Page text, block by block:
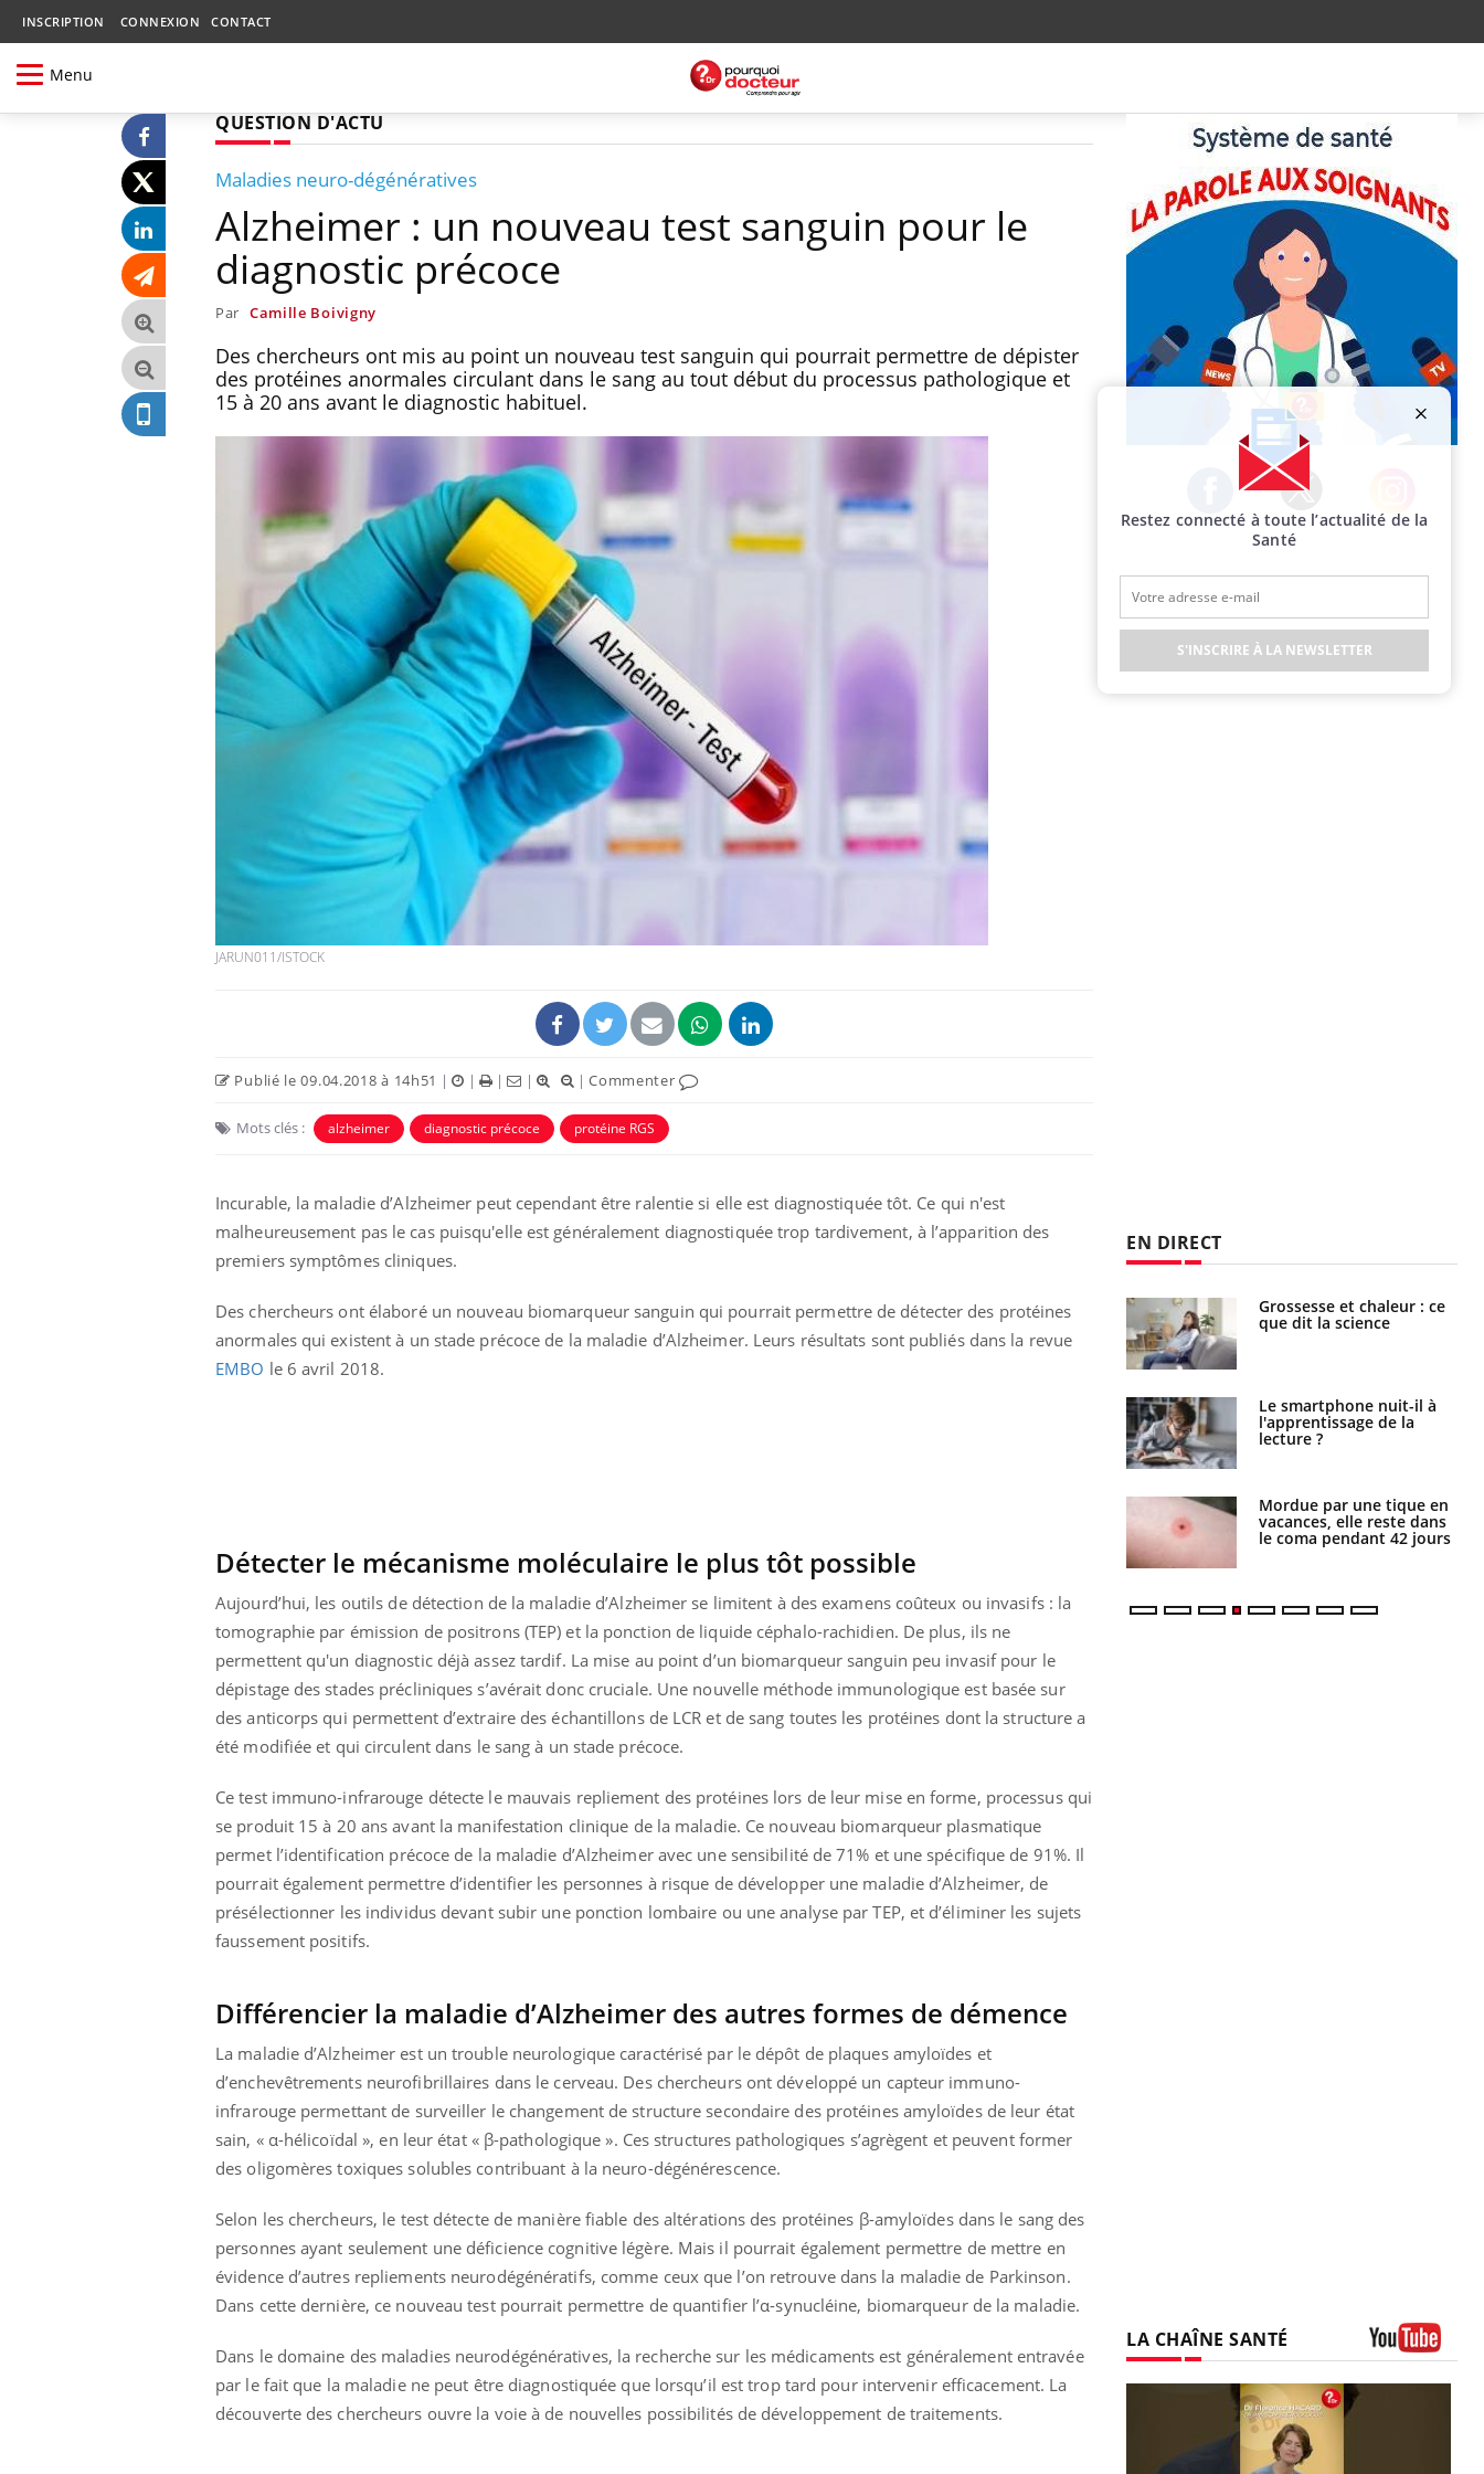
INSCRIPTION CONNEXION CONTACT
Menu
QUESTION D'ACTU
Maladies neuro-dégénératives
Alzheimer : un nouveau test sanguin pour le
diagnostic précoce
Par Camille Boivigny
Des chercheurs ont mis au point un nouveau test sanguin qui pourrait permettre de dépister
des protéines anormales circulant dans le sang au tout début du processus pathologique et
15 à 20 ans avant le diagnostic habituel.
JARUN011/ISTOCK
Publié le 09.04.2018 à 14h51 | | | | |Commenter
Mots clés : alzheimer diagnostic précoce protéine RGS
Incurable, la maladie d’Alzheimer peut cependant être ralentie si elle est diagnostiquée tôt. Ce qui n'est
malheureusement pas le cas puisqu'elle est généralement diagnostiquée trop tardivement, à l’apparition des
premiers symptômes cliniques.
Des chercheurs ont élaboré un nouveau biomarqueur sanguin qui pourrait permettre de détecter des protéines
anormales qui existent à un stade précoce de la maladie d’Alzheimer. Leurs résultats sont publiés dans la revue
EMBO le 6 avril 2018.
Détecter le mécanisme moléculaire le plus tôt possible
Aujourd’hui, les outils de détection de la maladie d’Alzheimer se limitent à des examens coûteux ou invasifs : la
tomographie par émission de positrons (TEP) et la ponction de liquide céphalo-rachidien. De plus, ils ne
permettent qu'un diagnostic déjà assez tardif. La mise au point d’un biomarqueur sanguin peu invasif pour le
dépistage des stades précliniques s’avérait donc cruciale. Une nouvelle méthode immunologique est basée sur
des anticorps qui permettent d’extraire des échantillons de LCR et de sang toutes les protéines dont la structure a
été modifiée et qui circulent dans le sang à un stade précoce.
Ce test immuno-infrarouge détecte le mauvais repliement des protéines lors de leur mise en forme, processus qui
se produit 15 à 20 ans avant la manifestation clinique de la maladie. Ce nouveau biomarqueur plasmatique
permet l’identification précoce de la maladie d’Alzheimer avec une sensibilité de 71% et une spécifique de 91%. Il
pourrait également permettre d’identifier les personnes à risque de développer une maladie d’Alzheimer, de
présélectionner les individus devant subir une ponction lombaire ou une analyse par TEP, et d’éliminer les sujets
faussement positifs.
Différencier la maladie d’Alzheimer des autres formes de démence
La maladie d’Alzheimer est un trouble neurologique caractérisé par le dépôt de plaques amyloïdes et
d’enchevêtrements neurofibrillaires dans le cerveau. Des chercheurs ont développé un capteur immuno-
infrarouge permettant de surveiller le changement de structure secondaire des protéines amyloïdes de leur état
sain, « α-hélicoïdal », en leur état « β-pathologique ». Ces structures pathologiques s’agrègent et peuvent former
des oligomères toxiques solubles contribuant à la neuro-dégénérescence.
Selon les chercheurs, le test détecte de manière fiable des altérations des protéines β-amyloïdes dans le sang des
personnes ayant seulement une déficience cognitive légère. Mais il pourrait également permettre de mettre en
évidence d’autres repliements neurodégénératifs, comme ceux que l’on retrouve dans la maladie de Parkinson.
Dans cette dernière, ce nouveau test pourrait permettre de quantifier l’α-synucléine, biomarqueur de la maladie.
Dans le domaine des maladies neurodégénératives, la recherche sur les médicaments est généralement entravée
par le fait que la maladie ne peut être diagnostiquée que lorsqu’il est trop tard pour intervenir efficacement. La
découverte des chercheurs ouvre la voie à de nouvelles possibilités de développement de traitements.
Facebook Twitter Instagram
EN DIRECT
Chikungunya, dengue,
West Nile : que se passe-
t-il dans le sud de la
France ?
enceintes
La sieste empêche-t-elle
de dormir la nuit ?
Fortes chaleurs :
pourquoi le risque de
noyade grimpe-t-il ?
Grossesse et chaleur : ce
que dit la science
Le smartphone nuit-il à
l'apprentissage de la
lecture ?
Mordue par une tique en
vacances, elle reste dans
le coma pendant 42 jours
LA CHAÎNE SANTÉ
Restez connecté à toute l’actualité de la
Santé
S'INSCRIRE À LA NEWSLETTER